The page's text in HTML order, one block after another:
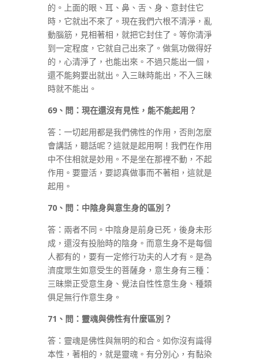
的。上面的眼、耳、鼻、舌、身、意封住它
時，它就出不來了。現在我們六根不清淨，亂
動腦筋，見相著相，就把它封住了。等你清淨
到一定程度，它就自己出來了。做氣功做得好
的，心清淨了，也能出來。不過只能出一個，
還不能夠要出就出。入三昧時能出，不入三昧
時就不能出。
69、問：現在還沒有見性，能不能起用？
答：一切起用都是我們佛性的作用，否則怎麼
會講話，聽話呢？這就是起用啊！我們在作用
中不住相就是妙用。不是坐在那裡不動，不起
作用。要靈活，要認真做事而不著相，這就是
起用。
70、問：中陰身與意生身的區別？
答：兩者不同。中陰身是前身已死，後身未形
成，還沒有投胎時的陰身。而意生身不是每個
人都有的，要有一定修行功夫的人才有。是為
濟度眾生如意受生的菩薩身，意生身有三種：
三昧樂正受意生身、覺法自性性意生身、種類
俱足無行作意生身。
71 、問：靈魂與佛性有什麼區別？
答：靈魂是佛性與無明的和合。如你沒有識得
本性，著相的，就是靈魂。有分別心，有黏染